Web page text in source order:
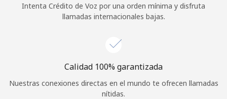
Intenta Crédito de Voz por una orden mínima y disfruta
llamadas internacionales bajas.
Calidad 100% garantizada
Nuestras conexiones directas en el mundo te ofrecen llamadas
nítidas.